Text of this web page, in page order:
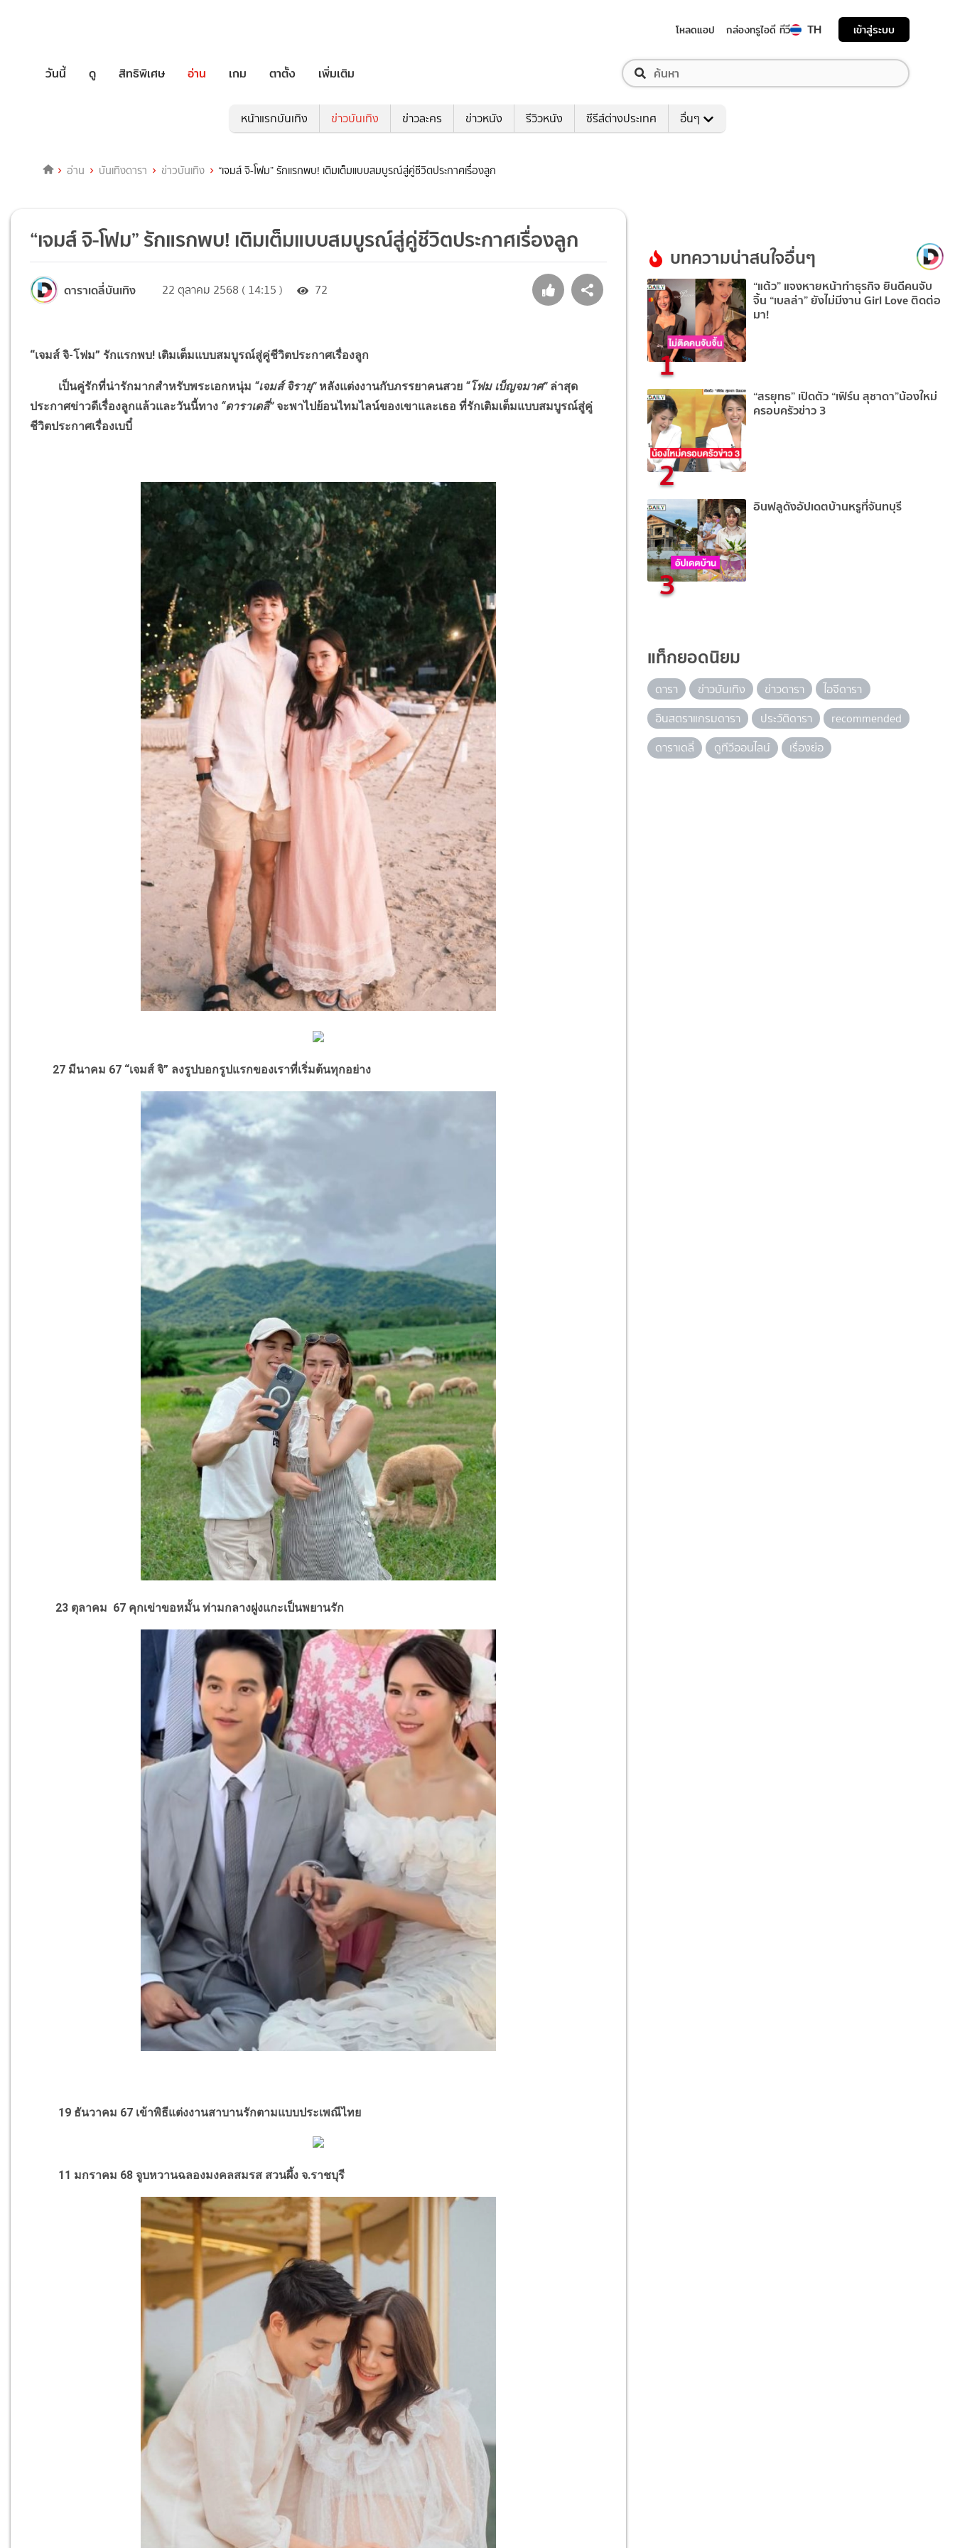
โหลดแอป กล่องทรูไอดี ทีวี TH เข้าสู่ระบบ
วันนี้ ดู สิทธิพิเศษ อ่าน เกม ตาตั้ง เพิ่มเติม
หน้าแรกบันเทิง ข่าวบันเทิง ข่าวละคร ข่าวหนัง รีวิวหนัง ซีรีส์ต่างประเทศ อื่นๆ
อ่าน บันเทิงดารา ข่าวบันเทิง “เจมส์ จิ-โฟม” รักแรกพบ! เติมเต็มแบบสมบูรณ์สู่คู่ชีวิตประกาศเรื่องลูก
“เจมส์ จิ-โฟม” รักแรกพบ! เติมเต็มแบบสมบูรณ์สู่คู่ชีวิตประกาศเรื่องลูก
ดาราเดลี่บันเทิง 22 ตุลาคม 2568 ( 14:15 ) 72
“เจมส์ จิ-โฟม” รักแรกพบ! เติมเต็มแบบสมบูรณ์สู่คู่ชีวิตประกาศเรื่องลูก
เป็นคู่รักที่น่ารักมากสำหรับพระเอกหนุ่ม “เจมส์ จิรายุ”หลังแต่งงานกับภรรยาคนสวย “โฟม เบ็ญจมาศ”ล่าสุด
ประกาศข่าวดีเรื่องลูกแล้วและวันนี้ทาง “ดาราเดลี่”จะพาไปย้อนไทมไลน์ของเขาและเธอ ที่รักเติมเต็มแบบสมบูรณ์สู่คู่
ชีวิตประกาศเรื่องเบบี๋
27 มีนาคม 67 “เจมส์ จิ” ลงรูปบอกรูปแรกของเราที่เริ่มต้นทุกอย่าง
23 ตุลาคม 67 คุกเข่าขอหมั้น ท่ามกลางฝูงแกะเป็นพยานรัก
19 ธันวาคม 67 เข้าพิธีแต่งงานสาบานรักตามแบบประเพณีไทย
11 มกราคม 68 จูบหวานฉลองมงคลสมรส สวนผึ้ง จ.ราชบุรี
บทความน่าสนใจอื่นๆ
1
“แต้ว” แจงหายหน้าทำธุรกิจ ยินดีคนจับ
จิ้น “เบลล่า” ยังไม่มีงาน Girl Love ติดต่อ
มา!
2
“สรยุทธ” เปิดตัว “เฟิร์น สุชาดา”น้องใหม่
ครอบครัวข่าว 3
3
อินฟลูดังอัปเดตบ้านหรูที่จันทบุรี
แท็กยอดนิยม
ดารา ข่าวบันเทิง ข่าวดารา
ไอจีดารา
อินสตราแกรมดารา
ประวัติดารา
recommended
ดาราเดลี่
ดูทีวีออนไลน์ เรื่องย่อ